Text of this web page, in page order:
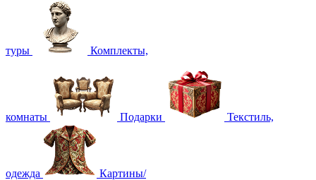
туры Комплекты,
комнаты Подарки Текстиль,
одежда Картины/